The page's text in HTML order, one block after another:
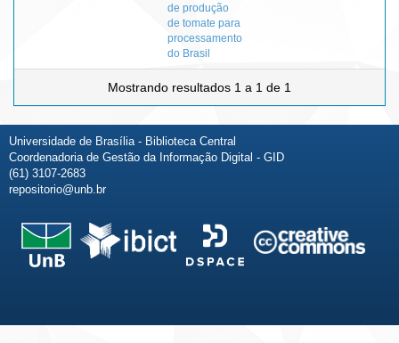
de produção
de tomate para
processamento
do Brasil
Mostrando resultados 1 a 1 de 1
Universidade de Brasília - Biblioteca Central
Coordenadoria de Gestão da Informação Digital - GID
(61) 3107-2683
repositorio@unb.br